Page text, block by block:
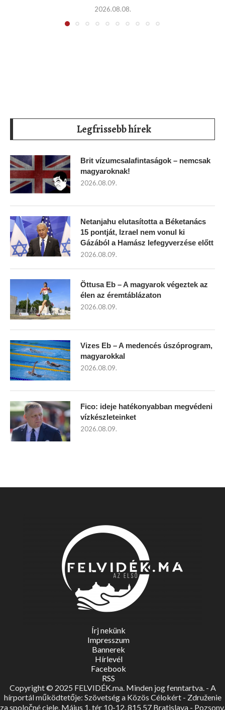
2026.08.08.
Legfrissebb hírek
Brit vízumcsalafintaságok – nemcsak
magyaroknak!
2026.08.09.
Netanjahu elutasította a Béketanács
15 pontját, Izrael nem vonul ki
Gázából a Hamász lefegyverzése előtt
2026.08.09.
Öttusa Eb – A magyarok végeztek az
élen az éremtáblázaton
2026.08.09.
Vizes Eb – A medencés úszóprogram,
magyarokkal
2026.08.09.
Fico: ideje hatékonyabban megvédeni
vízkészleteinket
2026.08.09.
Írj nekünk
Impresszum
Bannerek
Hírlevél
Facebook
RSS
Copyright © 2025 FELVIDÉK.ma. Minden jog fenntartva. - A
hírportál működtetője: Szövetség a Közös Célokért - Združenie
za spoločné ciele, Május 1. tér 10-12, 815 57 Bratislava - Pozsony.